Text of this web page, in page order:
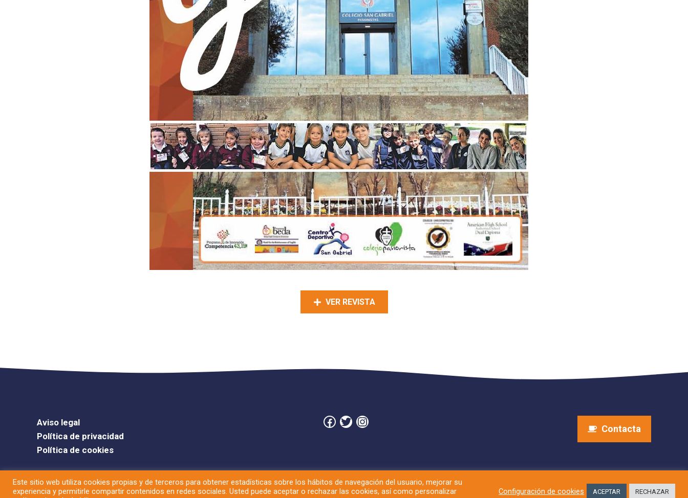
VER REVISTA
Aviso legal
Política de privacidad
Política de cookies
Facebook
TwitterInstagram
Contacta
Este sitio web utiliza cookies propias y de terceros para obtener estadísticas sobre los hábitos de navegación del usuario, mejorar su
experiencia y permitirle compartir contenidos en redes sociales. Usted puede aceptar o rechazar las cookies, así como personalizar
Configuración de cookies ACEPTAR RECHAZAR